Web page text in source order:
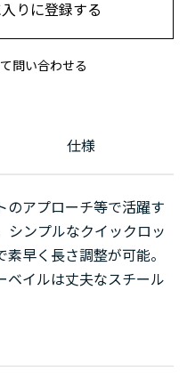
問い合わせる
りに登録する
仕様
のアプローチ等で活躍す
シンプルなクイックロッ
早く長さ調整が可能。
ベイルは丈夫なスチール